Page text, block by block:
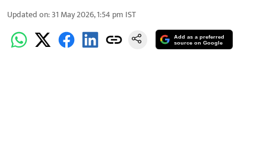
Updated on:31 May 2026, 1:54 pm IST
Add as a preferred
source on Google